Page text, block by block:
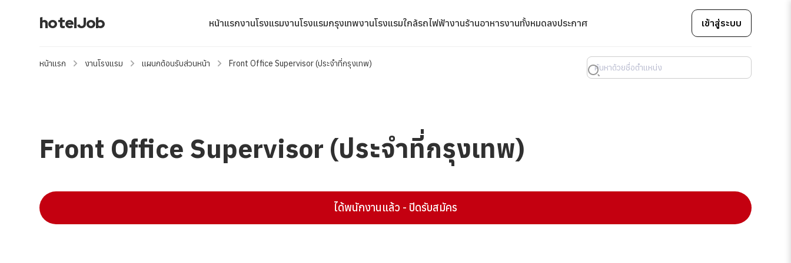
hotelJob หน้าแรกงานโรงแรมงานโรงแรมกรุงเทพงานโรงแรมใกล้รถไฟฟ้างานร้านอาหารงานทั้งหมดลงประกาศ เข้าสู่ระบบ
หน้าแรก งานโรงแรม แผนกต้อนรับส่วนหน้า Front Office Supervisor (ประจำที่กรุงเทพ)
Front Office Supervisor (ประจำที่กรุงเทพ)
ได้พนักงานแล้ว - ปิดรับสมัคร